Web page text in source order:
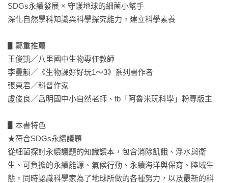
SDGs永續發展 × 守護地球的細菌小幫手
深化自然學科知識與科學探究能力，建立科學素養
▋鄭重推薦
王俊凱／八里國中生物專任教師
李曼韻／《生物課好好玩1～3》系列書作者
張東君／科普作家
盧俊良／岳明國中小自然老師、fb「阿魯米玩科學」粉專版主
▋本書特色
★符合SDGs永續議題
從細菌探討永續議題的知識讀本，包含消除飢餓、淨水與衛
生、可負擔的永續能源、氣候行動、永續海洋與保育、陸域生
態。同時認識科學家為了地球所做的各種努力，以及最新的科